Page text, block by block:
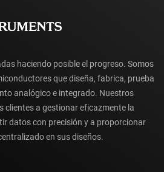
la cuenta myTI
haciendo posible el progreso. Somos
que diseña, fabrica, prueba
analógico e integrado. Nuestros
clientes a gestionar eficazmente la
datos con precisión y a proporcionar
en sus diseños.